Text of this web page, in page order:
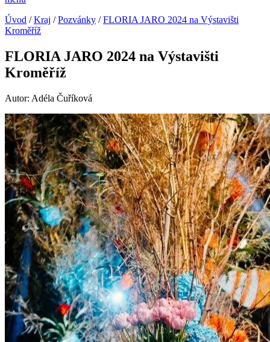
Úvod /Kraj /Pozvánky /FLORIA JARO 2024 na Výstavišti
Kroměříž
FLORIA JARO 2024 na Výstavišti
Kroměříž
Autor: Adéla Čuříková